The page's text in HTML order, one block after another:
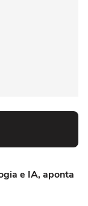
e IA, aponta